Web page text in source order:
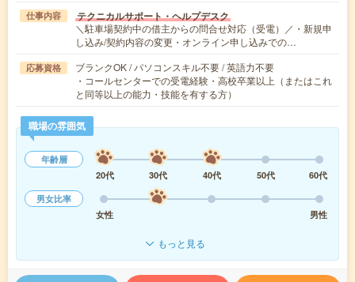
仕事内容 テクニカルサポート・ヘルプデスク
＼駐車場契約中の借主からの問合せ対応（受電）／・新規申
し込み/契約内容の変更・オンライン申し込みでの…
応募資格
ブランクOK / パソコンスキル不要 / 英語力不要
・コールセンターでの受電経験・高校卒業以上（またはこれ
と同等以上の能力・技能を有する方）
職場の雰囲気
年齢層
20代
30代 40代 50代
60代
男女比率
女性
男性
もっと見る